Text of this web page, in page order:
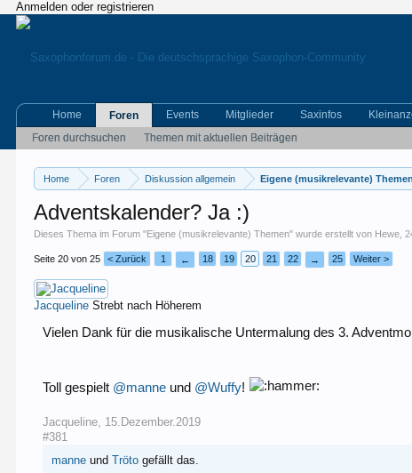
Anmelden oder registrieren
Home Foren Diskussion allgemein Eigene (musikrelevante) Themen
Adventskalender? Ja :)
Dieses Thema im Forum "Eigene (musikrelevante) Themen" wurde erstellt von Hewe ,
Seite 20 von 25 < Zurück 1 ← 18 19 20 21 22 → 25 Weiter >
Jacqueline Strebt nach Höherem
Vielen Dank für die musikalische Untermalung des 3.
Toll gespielt @manne und @Wuffy!
Jacqueline, 15.Dezember.2019
#381
manne undTröto gefällt das.
Home
Foren
Foren durchsuchen
Themen mit aktuellen Beiträgen
Events Mitglieder Saxinfos